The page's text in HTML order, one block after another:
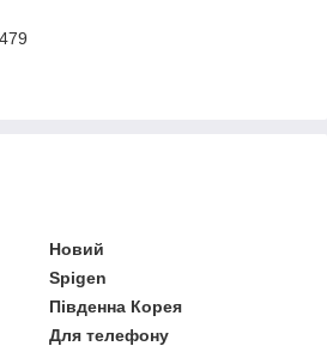
Новий
Spigen
Південна Корея
Для телефону